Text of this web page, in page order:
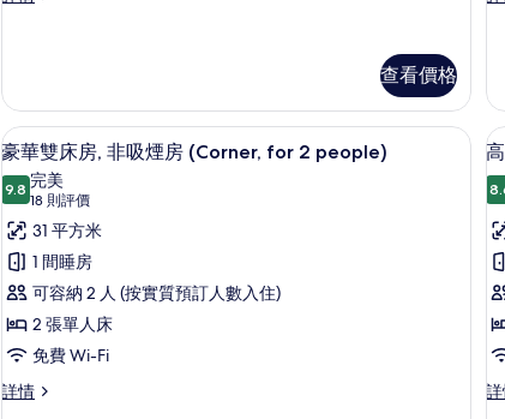
(Premium
Floor)
的
相
片
吸
煙
房
(Premium
Floor)
詳
情
查看價格
房
詳
情
載
入
所
有
豪
華
雙
床
房,
羽絨被、房內夾萬、書桌、遮光窗簾/窗
12
豪華雙床房, 非吸煙房 (Corner, for 2 people)
9.89.8 分，滿分 10 分
完美
18 則評價
(18
則
評
價)
31 平方米
1 間睡房
可容納 2 人 (按實質預訂人數入住)
2 張單人床
免費 Wi-Fi
詳情
豪
高